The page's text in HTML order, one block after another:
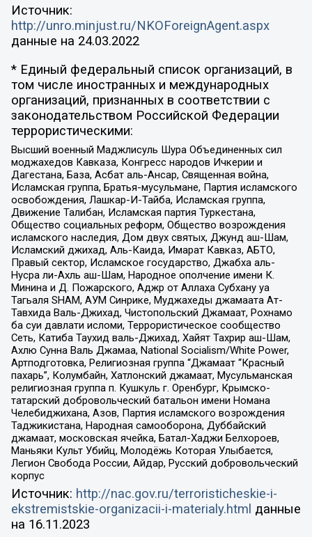
Источник:
http://unro.minjust.ru/NKOForeignAgent.aspx
данные на 24.03.2022
* Единый федеральный список организаций, в
том числе иностранных и международных
организаций, признанных в соответствии с
законодательством Российской Федерации
террористическими:
Высший военный Маджлисуль Шура Объединенных сил
моджахедов Кавказа, Конгресс народов Ичкерии и
Дагестана, База, Асбат аль-Ансар, Священная война,
Исламская группа, Братья-мусульмане, Партия исламского
освобождения, Лашкар-И-Тайба, Исламская группа,
Движение Талибан, Исламская партия Туркестана,
Общество социальных реформ, Общество возрождения
исламского наследия, Дом двух святых, Джунд аш-Шам,
Исламский джихад, Аль-Каида, Имарат Кавказ, АБТО,
Правый сектор, Исламское государство, Джабха аль-
Нусра ли-Ахль аш-Шам, Народное ополчение имени К.
Минина и Д. Пожарского, Аджр от Аллаха Субхану уа
Тагьаля SHAM, АУМ Синрике, Муджахеды джамаата Ат-
Тавхида Валь-Джихад, Чистопольский Джамаат, Рохнамо
ба суи давлати исломи, Террористическое сообщество
Сеть, Катиба Таухид валь-Джихад, Хайят Тахрир аш-Шам,
Ахлю Сунна Валь Джамаа, National Socialism/White Power,
Артподготовка, Религиозная группа “Джамаат “Красный
пахарь”, Колумбайн, Хатлонский джамаат, Мусульманская
религиозная группа п. Кушкуль г. Оренбург, Крымско-
татарский добровольческий батальон имени Номана
Челебиджихана, Азов, Партия исламского возрождения
Таджикистана, Народная самооборона, Дуббайский
джамаат, московская ячейка, Батал-Хаджи Белхороев,
Маньяки Культ Убийц, Молодёжь Которая Улыбается,
Легион Свобода России, Айдар, Русский добровольческий
корпус
Источник: http://nac.gov.ru/terroristicheskie-i-
ekstremistskie-organizacii-i-materialy.html данные
на 16.11.2023